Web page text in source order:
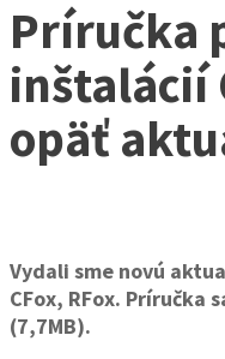
Príručka
inštalácií
opäť
Vydali sme novú
CFox, RFox. Príručka
(7,7MB).